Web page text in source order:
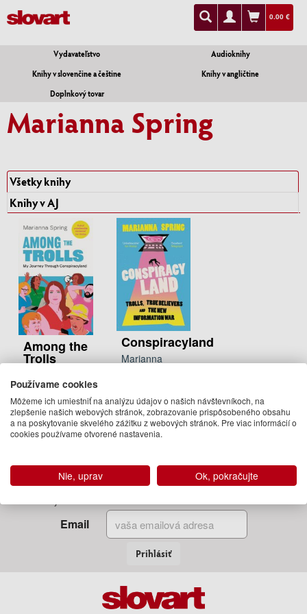
0.00 €
Vydavateľstvo
Audioknihy
Knihy v slovenčine a češtine
Knihy v angličtine
Doplnkový tovar
Marianna Spring
Všetky knihy
Knihy v AJ
Among the
Trolls
Spring
21.95 €
Na sklade
Conspiracyland
Marianna
Na sklade
Zadajte Váš email
Email
Prihlásiť
Používame cookies
Môžeme ich umiestniť na analýzu údajov o našich návštevníkoch, na
zlepšenie našich webových stránok, zobrazovanie prispôsobeného obsahu
a na poskytovanie skvelého zážitku z webových stránok. Pre viac informácií o
cookies používame otvorené nastavenia.
Nie, uprav Ok, pokračujte